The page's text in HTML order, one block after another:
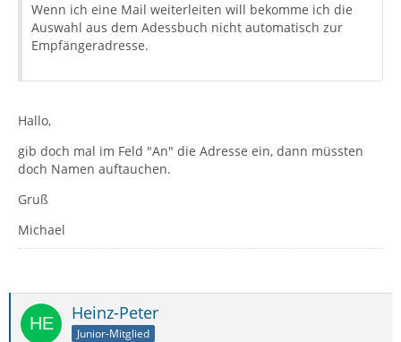
Wenn ich eine Mail weiterleiten will bekomme ich die
Auswahl aus dem Adessbuch nicht automatisch zur
Empfängeradresse.
Hallo,
gib doch mal im Feld "An" die Adresse ein, dann müssten
doch Namen auftauchen.
Gruß
Michael
Heinz-Peter
Junior-Mitglied